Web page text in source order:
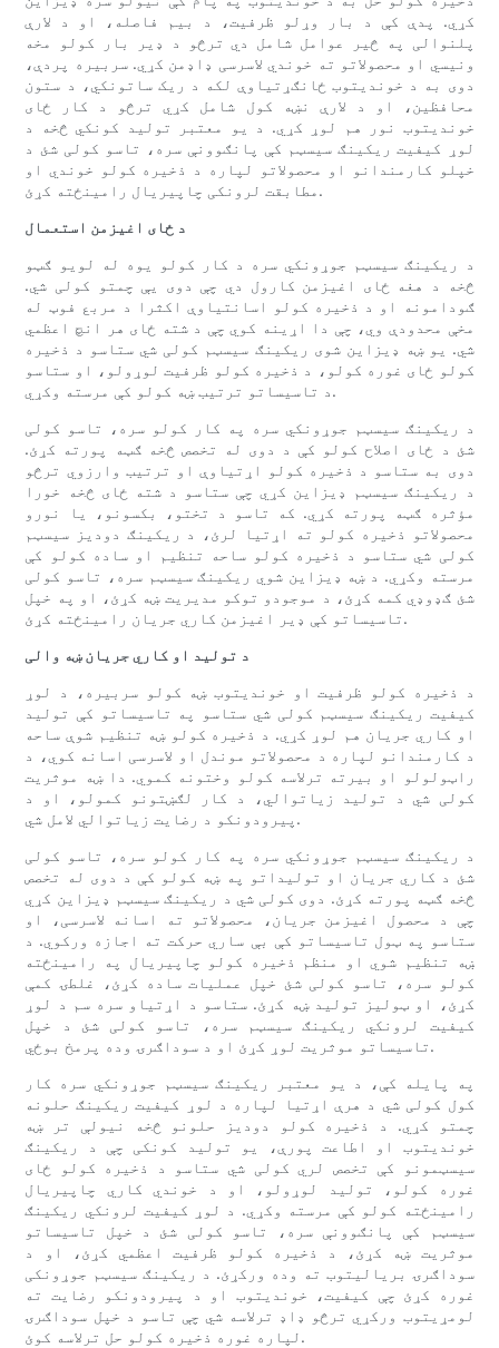
کړي. پدې کې د بار وړلو ظرفیت، د بیم فاصله، او د لارې
پلنوالی په څیر عوامل شامل دي ترڅو د ډیر بار کولو مخه
ونیسي او محصولاتو ته خوندي لاسرسی ډاډمن کړي. سربیره پردې،
دوی به د خوندیتوب ځانګړتیاوې لکه د ریک ساتونکي، د ستون
محافظین، او د لارې نښه کول شامل کړي ترڅو د کار ځای
خوندیتوب نور هم لوړ کړي. د یو معتبر تولید کونکي څخه د
لوړ کیفیت ریکینګ سیسټم کې پانګوونې سره، تاسو کولی شئ د
خپلو کارمندانو او محصولاتو لپاره د ذخیره کولو خوندي او
مطابقت لرونکی چاپیریال رامینځته کړئ.
د ځای اغیزمن استعمال
د ریکینګ سیسټم جوړونکي سره د کار کولو یوه له لویو ګټو
څخه د هغه ځای اغیزمن کارول دي چې دوی یې چمتو کولی شي.
ګودامونه او د ذخیره کولو اسانتیاوې اکثرا د مربع فوټ له
مخې محدودې وي، چې دا اړینه کوي چې د شته ځای هر انچ اعظمي
شي. یو ښه ډیزاین شوی ریکینګ سیسټم کولی شي ستاسو د ذخیره
کولو ځای غوره کولو، د ذخیره کولو ظرفیت لوړولو، او ستاسو
د تاسیساتو ترتیب ښه کولو کې مرسته وکړي.
د ریکینګ سیسټم جوړونکي سره په کار کولو سره، تاسو کولی
شئ د ځای اصلاح کولو کې د دوی له تخصص څخه ګټه پورته کړئ.
دوی به ستاسو د ذخیره کولو اړتیاوې او ترتیب وارزوي ترڅو
د ریکینګ سیسټم ډیزاین کړي چې ستاسو د شته ځای څخه خورا
مؤثره ګټه پورته کړي. که تاسو د تختو، بکسونو، یا نورو
محصولاتو ذخیره کولو ته اړتیا لرئ، د ریکینګ دودیز سیسټم
کولی شي ستاسو د ذخیره کولو ساحه تنظیم او ساده کولو کې
مرسته وکړي. د ښه ډیزاین شوي ریکینګ سیسټم سره، تاسو کولی
شئ ګډوډي کمه کړئ، د موجودو توکو مدیریت ښه کړئ، او په خپل
تاسیساتو کې ډیر اغیزمن کاري جریان رامینځته کړئ.
د تولید او کاري جریان ښه والی
د ذخیره کولو ظرفیت او خوندیتوب ښه کولو سربیره، د لوړ
کیفیت ریکینګ سیسټم کولی شي ستاسو په تاسیساتو کې تولید
او کاري جریان هم لوړ کړي. د ذخیره کولو ښه تنظیم شوې ساحه
د کارمندانو لپاره د محصولاتو موندل او لاسرسی اسانه کوي، د
راټولولو او بیرته ترلاسه کولو وختونه کموي. دا ښه موثریت
کولی شي د تولید زیاتوالي، د کار لګښتونو کمولو، او د
پیرودونکو د رضایت زیاتوالي لامل شي.
د ریکینګ سیسټم جوړونکي سره په کار کولو سره، تاسو کولی
شئ د کاري جریان او تولیداتو په ښه کولو کې د دوی له تخصص
څخه ګټه پورته کړئ. دوی کولی شي د ریکینګ سیسټم ډیزاین کړي
چې د محصول اغیزمن جریان، محصولاتو ته اسانه لاسرسی، او
ستاسو په ټول تاسیساتو کې بې ساري حرکت ته اجازه ورکوي. د
ښه تنظیم شوي او منظم ذخیره کولو چاپیریال په رامینځته
کولو سره، تاسو کولی شئ خپل عملیات ساده کړئ، غلطۍ کمې
کړئ، او ټولیز تولید ښه کړئ. ستاسو د اړتیاو سره سم د لوړ
کیفیت لرونکي ریکینګ سیسټم سره، تاسو کولی شئ د خپل
تاسیساتو موثریت لوړ کړئ او د سوداګرۍ وده پرمخ بوځي.
په پایله کې، د یو معتبر ریکینګ سیسټم جوړونکي سره کار
کول کولی شي د هرې اړتیا لپاره د لوړ کیفیت ریکینګ حلونه
چمتو کړي. د ذخیره کولو دودیز حلونو څخه نیولې تر ښه
خوندیتوب او اطاعت پورې، یو تولید کونکی چې د ریکینګ
سیسټمونو کې تخصص لري کولی شي ستاسو د ذخیره کولو ځای
غوره کولو، تولید لوړولو، او د خوندي کاري چاپیریال
رامینځته کولو کې مرسته وکړي. د لوړ کیفیت لرونکي ریکینګ
سیسټم کې پانګوونې سره، تاسو کولی شئ د خپل تاسیساتو
موثریت ښه کړئ، د ذخیره کولو ظرفیت اعظمي کړئ، او د
سوداګرۍ بریالیتوب ته وده ورکړئ. د ریکینګ سیسټم جوړونکی
غوره کړئ چې کیفیت، خوندیتوب او د پیرودونکو رضایت ته
لومړیتوب ورکړي ترڅو ډاډ ترلاسه شي چې تاسو د خپل سوداګرۍ
لپاره غوره ذخیره کولو حل ترلاسه کوئ.